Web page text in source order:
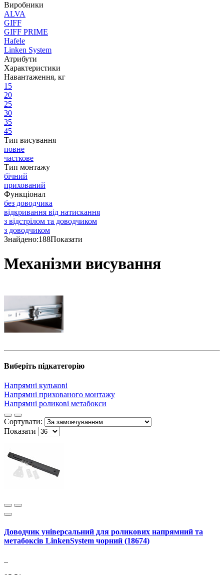
Виробники
ALVA
GIFF
GIFF PRIME
Hafele
Linken System
Атрибути
Характеристики
Навантаження, кг
15
20
25
30
35
45
Тип висування
повне
часткове
Тип монтажу
бічний
прихований
Функціонал
без доводчика
відкривання від натискання
з відстрілом та доводчиком
з доводчиком
Знайдено:188Показати
Механізми висування
Виберіть підкатегорію
Напрямні кулькові
Напрямні прихованого монтажу
Напрямні роликові метабокси
Сортувати:
Показати
Доводчик універсальний для роликових напрямний та
метабоксів LinkenSystem чорний (18674)
..